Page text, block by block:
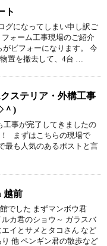
ト
グになってしまい申し訳ご
ォーム工事現場のご紹介
ビフォーになります。 今
置を撤去して、4台 …
ステリア・外構工事
＾)
事が完了してきましたの
まずはこちらの現場で
最も人気のあるポストと言
越前
でした まずマンボウ君
カ君のショウ～ ガラスバ
イとサメとタコさん など
他 ペンギン君の散歩など